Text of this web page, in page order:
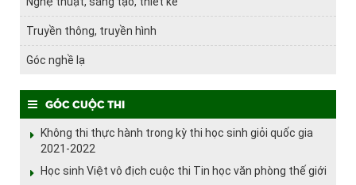
Truyền thông, truyền hình
Góc nghề lạ
Góc cuộc thi
Không thi thực hành trong kỳ thi học sinh giỏi quốc gia
2021-2022
Học sinh Việt vô địch cuộc thi Tin học văn phòng thế giới